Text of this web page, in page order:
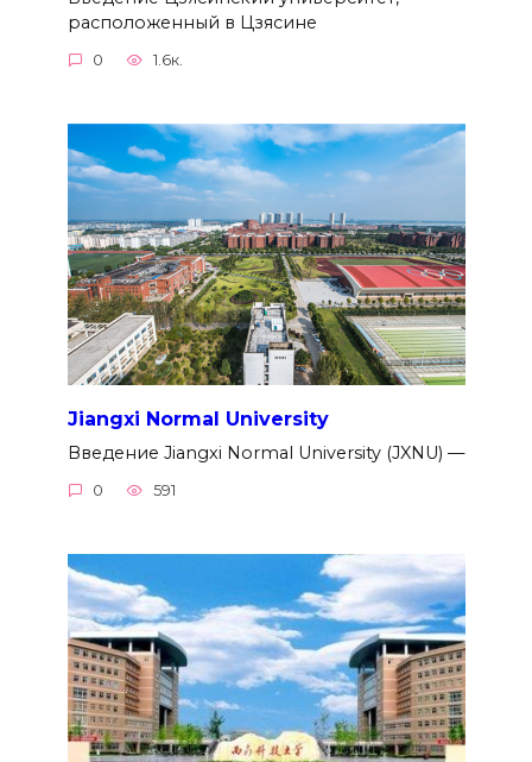
расположенный в Цзясине
0 1.6к.
Jiangxi Normal University
Введение Jiangxi Normal University (JXNU) —
0 591